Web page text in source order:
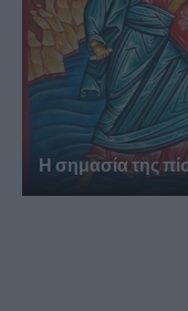
Η σημασία της